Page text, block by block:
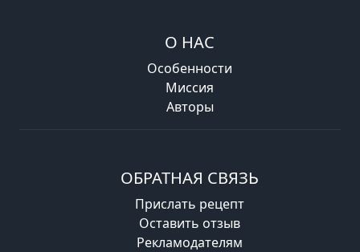
О НАС
Особенности
Миссия
Авторы
ОБРАТНАЯ СВЯЗЬ
Прислать рецепт
Оставить отзыв
Рекламодателям